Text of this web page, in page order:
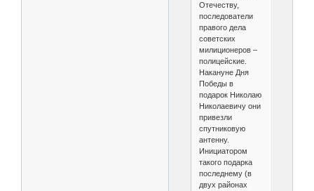
Отечеству,
последователи
правого дела
советских
милиционеров –
полицейские.
Накануне Дня
Победы в
подарок Николаю
Николаевичу они
привезли
спутниковую
антенну.
Инициатором
такого подарка
последнему (в
двух районах